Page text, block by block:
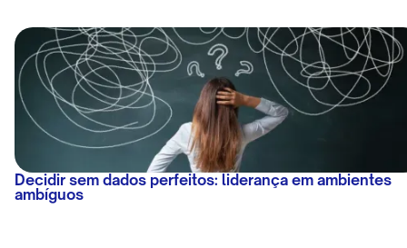
Decidir sem dados perfeitos: liderança em ambientes
ambíguos